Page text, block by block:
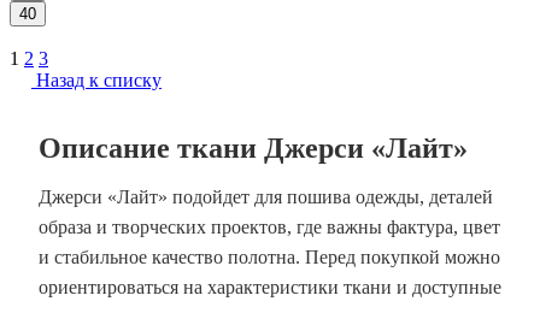
40
1 2 3
Назад к списку
Описание ткани Джерси «Лайт»
Джерси «Лайт» подойдет для пошива одежды, деталей
образа и творческих проектов, где важны фактура, цвет
и стабильное качество полотна. Перед покупкой можно
ориентироваться на характеристики ткани и доступные